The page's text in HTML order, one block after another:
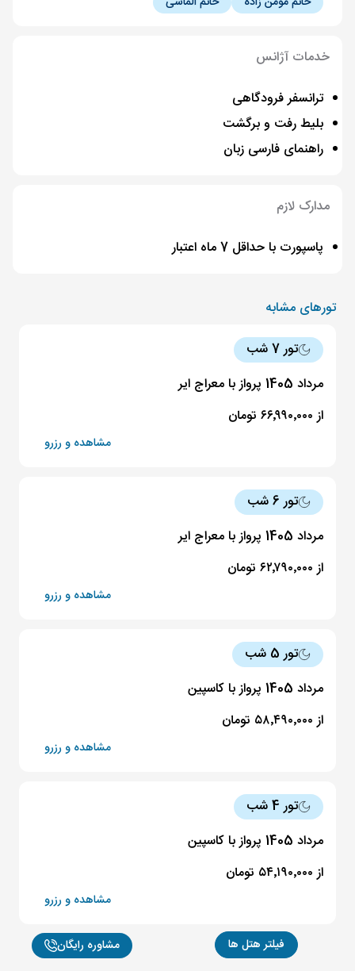
فیلتر هتل ها
خدمات آژانس
ترانسفر فرودگاهی
بلیط رفت و برگشت
راهنمای فارسی زبان
مدارک لازم
پاسپورت با حداقل 7 ماه اعتبار
تورهای مشابه
تور 7 شب
مرداد 1405 پرواز با معراج ایر
از ۶۶٬۹۹۰٬۰۰۰ تومان
مشاهده و رزرو
تور 6 شب
مرداد 1405 پرواز با معراج ایر
از ۶۲٬۷۹۰٬۰۰۰ تومان
مشاهده و رزرو
تور 5 شب
مرداد 1405 پرواز با کاسپین
از ۵۸٬۴۹۰٬۰۰۰ تومان
مشاهده و رزرو
تور 4 شب
مرداد 1405 پرواز با کاسپین
از ۵۴٬۱۹۰٬۰۰۰ تومان
مشاهده و رزرو
مشاوره رایگان